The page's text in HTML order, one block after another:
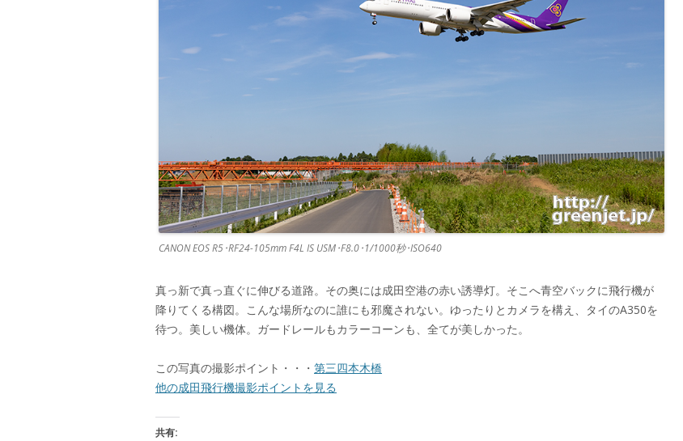
CANON EOS R5･RF24-105mm F4L IS USM･F8.0･1/1000秒･ISO640
真っ新で真っ直ぐに伸びる道路。その奥には成田空港の赤い誘導灯。そこへ青空バックに飛行機が
降りてくる構図。こんな場所なのに誰にも邪魔されない。ゆったりとカメラを構え、タイのA350を
待つ。美しい機体。ガードレールもカラーコーンも、全てが美しかった。
この写真の撮影ポイント・・・ 第三四本木橋
他の成田飛行機撮影ポイントを見る
共有: